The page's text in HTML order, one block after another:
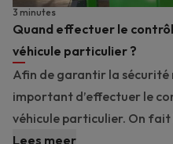
Quand effectuer le
véhicule particulier ?
3 minutes
Afin de garantir la sécurité
important d’effectuer le
véhicule particulier. On fait
Lees meer